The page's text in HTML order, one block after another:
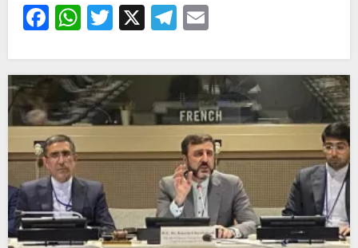
Facebook
WhatsApp
Twitter
X Telegram